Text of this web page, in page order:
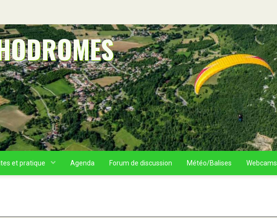
et pratique Agenda Forum de discussion Météo/Balises Webcams